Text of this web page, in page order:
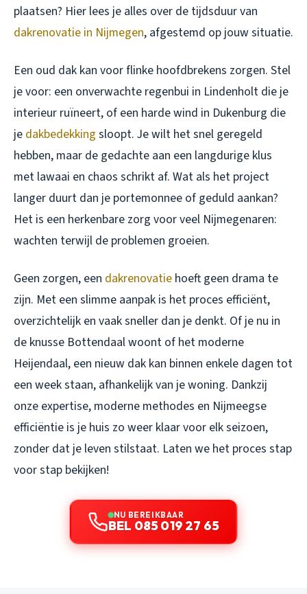
plaatsen? Hier lees je alles over de tijdsduur van
dakrenovatie in Nijmegen, afgestemd op jouw situatie.
Een oud dak kan voor flinke hoofdbrekens zorgen. Stel
je voor: een onverwachte regenbui in Lindenholt die je
interieur ruïneert, of een harde wind in Dukenburg die
je dakbedekking sloopt. Je wilt het snel geregeld
hebben, maar de gedachte aan een langdurige klus
met lawaai en chaos schrikt af. Wat als het project
langer duurt dan je portemonnee of geduld aankan?
Het is een herkenbare zorg voor veel Nijmegenaren:
wachten terwijl de problemen groeien.
Geen zorgen, een dakrenovatie hoeft geen drama te
zijn. Met een slimme aanpak is het proces efficiënt,
overzichtelijk en vaak sneller dan je denkt. Of je nu in
de knusse Bottendaal woont of het moderne
Heijendaal, een nieuw dak kan binnen enkele dagen tot
een week staan, afhankelijk van je woning. Dankzij
onze expertise, moderne methodes en Nijmeegse
efficiëntie is je huis zo weer klaar voor elk seizoen,
zonder dat je leven stilstaat. Laten we het proces stap
voor stap bekijken!
NU BEREIKBAAR
BEL 085 019 27 65